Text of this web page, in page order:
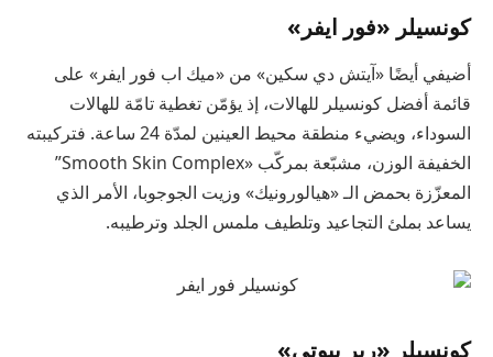
كونسيلر «فور ايفر»
أضيفي أيضًا «آيتش دي سكين» من «ميك اب فور ايفر» على
قائمة أفضل كونسيلر للهالات، إذ يؤمّن تغطية تامّة للهالات
السوداء، ويضيء منطقة محيط العينين لمدّة 24 ساعة. فتركيبته
الخفيفة الوزن، مشبّعة بمركّب «Smooth Skin Complex”
المعزّزة بحمض الـ «هيالورونيك» وزيت الجوجوبا، الأمر الذي
يساعد بملئ التجاعيد وتلطيف ملمس الجلد وترطيبه.
كونسيلر «رير بيوتي»